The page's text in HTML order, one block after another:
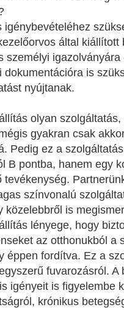
igénybevételéhez
által
személyi
dokumentációra is
nyújtanak.
olyan
gyakran csak
Pedig ez a
B pontba, hanem egy
tevékenység.
színvonalú
közelebbről is
lényege, hogy
az otthonukból a
éppen fordítva. Ez a
fuvarozásról. A
igényeit is figyelembe
krónikus